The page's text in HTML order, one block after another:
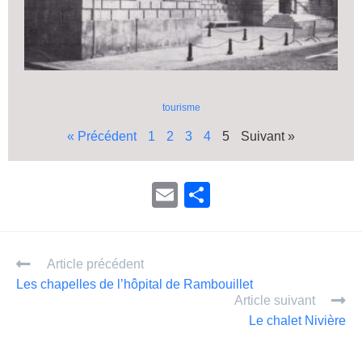
tourisme
« Précédent 1 2 3 4 5 Suivant »
E
er
Article précédent
Les chapelles de l’hôpital de Rambouillet
Article suivant
Le chalet Nivière